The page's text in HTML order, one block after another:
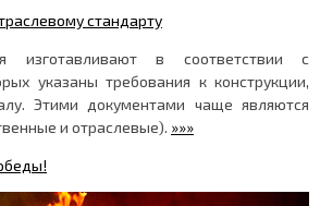
стандарту
изготавливают в соответствии с
указаны требования к конструкции,
Этими документами чаще являются
и отраслевые). »»»